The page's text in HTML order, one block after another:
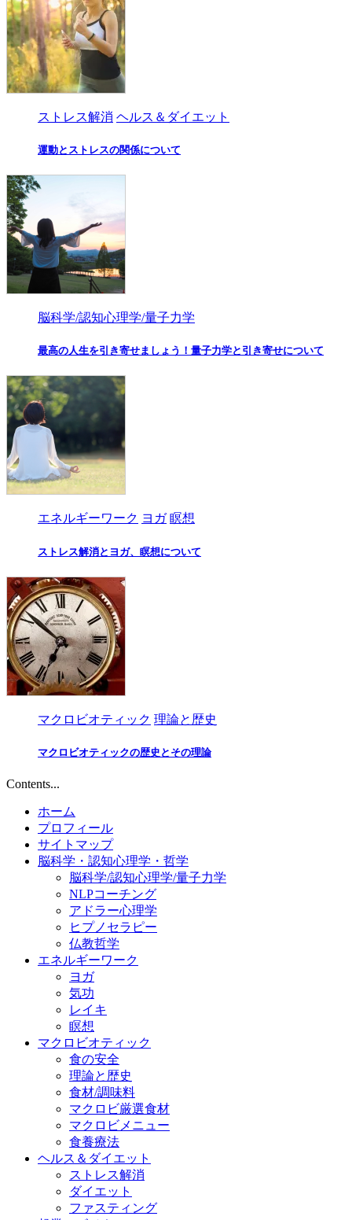
ストレス解消 ヘルス＆ダイエット
運動とストレスの関係について
脳科学/認知心理学/量子力学
最高の人生を引き寄せましょう！量子力学と引き寄せについて
エネルギーワーク ヨガ 瞑想
ストレス解消とヨガ、瞑想について
マクロビオティック 理論と歴史
マクロビオティックの歴史とその理論
Contents...
ホーム
プロフィール
サイトマップ
脳科学・認知心理学・哲学
脳科学/認知心理学/量子力学
NLPコーチング
アドラー心理学
ヒプノセラピー
仏教哲学
エネルギーワーク
ヨガ
気功
レイキ
瞑想
マクロビオティック
食の安全
理論と歴史
食材/調味料
マクロビ厳選食材
マクロビメニュー
食養療法
ヘルス＆ダイエット
ストレス解消
ダイエット
ファスティング